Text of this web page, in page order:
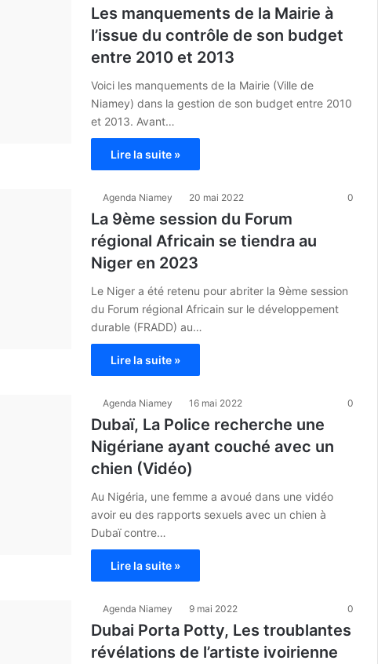
Les manquements de la Mairie à
l’issue du contrôle de son budget
entre 2010 et 2013
Voici les manquements de la Mairie (Ville de
Niamey) dans la gestion de son budget entre 2010
et 2013. Avant…
Lire la suite »
Agenda Niamey 20 mai 2022 0
La 9ème session du Forum
régional Africain se tiendra au
Niger en 2023
Le Niger a été retenu pour abriter la 9ème session
du Forum régional Africain sur le développement
durable (FRADD) au…
Lire la suite »
Agenda Niamey 16 mai 2022 0
Dubaï, La Police recherche une
Nigériane ayant couché avec un
chien (Vidéo)
Au Nigéria, une femme a avoué dans une vidéo
avoir eu des rapports sexuels avec un chien à
Dubaï contre…
Lire la suite »
Agenda Niamey 9 mai 2022 0
Dubai Porta Potty, Les troublantes
révélations de l’artiste ivoirienne